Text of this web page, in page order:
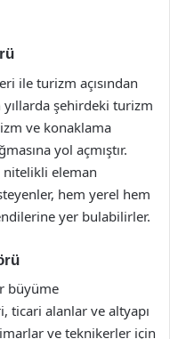
ile turizm açısından
şehirdeki turizm
ve konaklama
yol açmıştır.
eleman
hem yerel hem
yer bulabilirler.
büyüme
ticari alanlar ve altyapı
ve teknikerler için